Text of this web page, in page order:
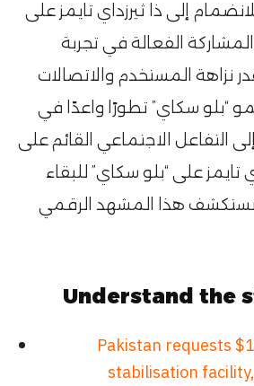
إلى ذا ثيرزداي تايمز على
الفعالة في تجربة
نزاهة المستخدم والاتصالات
“بلو سكاي” تطورًا واعدًا في
التفاعل الاجتماعي القائم على
تايمز على “بلو سكاي” للبقاء
هذا المشهد الرقمي
Understand the
Pakistan requests
stabilisation